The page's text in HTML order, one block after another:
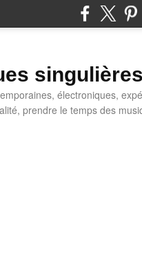
singulières
électroniques,
prendre le temps des